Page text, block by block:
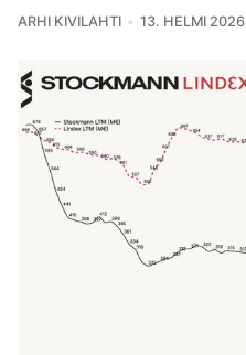
ARHI KIVILAHTI 13. HELMI 2026